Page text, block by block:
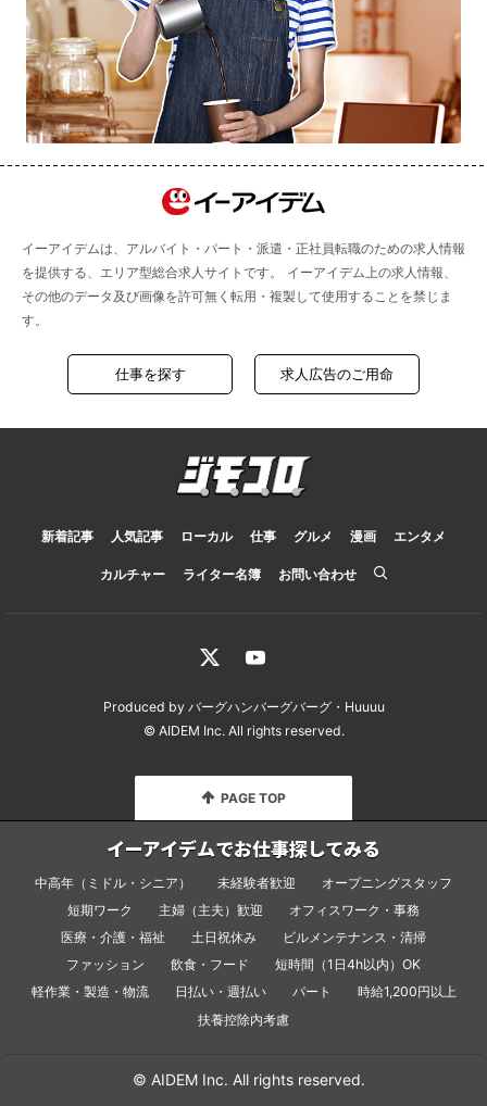
イーアイデムは、アルバイト・パート・派遣・正社員転職のための求人情報
を提供する、エリア型総合求人サイトです。 イーアイデム上の求人情報、
その他のデータ及び画像を許可無く転用・複製して使用することを禁じま
す。
仕事を探す 求人広告のご用命
新着記事 人気記事 ローカル 仕事 グルメ 漫画 エンタメ
カルチャー ライター名簿 お問い合わせ
Produced by バーグハンバーグバーグ・ Huuuu
© AIDEM Inc.All rights reserved.
PAGE TOP
イーアイデムでお仕事探してみる
中高年（ミドル・シニア） 未経験者歓迎
オープニングスタッフ
短期ワーク
主婦（主夫）歓迎
オフィスワーク・事務
医療・介護・福祉
土日祝休み
ビルメンテナンス・清掃
ファッション
飲食・フード
短時間（1日4h以内）OK
軽作業・製造・物流
日払い・週払い パート
時給1,200円以上
扶養控除内考慮
© AIDEM Inc. All rights reserved.